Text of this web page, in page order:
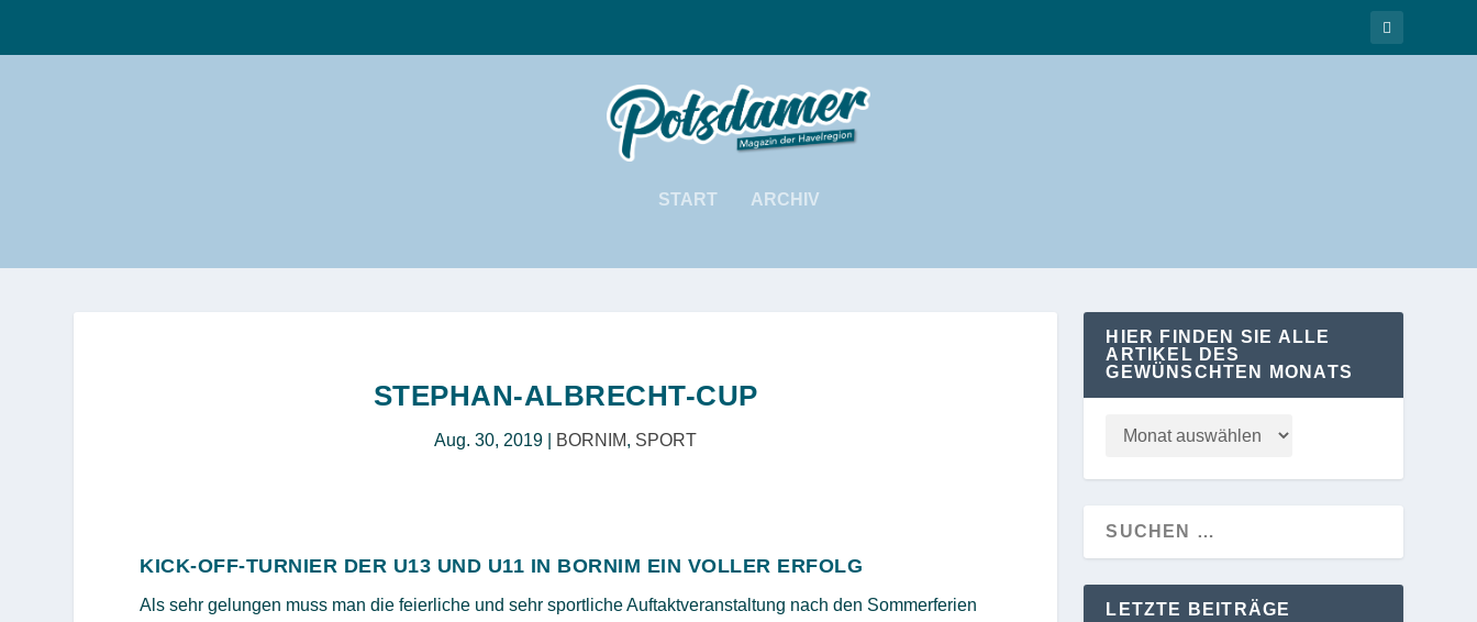
START ARCHIV
STEPHAN-ALBRECHT-CUP
Aug. 30, 2019 BORNIM, SPORT
KICK-OFF-TURNIER DER U13 UND U11 IN BORNIM EIN VOLLER ERFOLG
Als sehr gelungen muss man die feierliche und sehr sportliche Auftaktveranstaltung nach den Sommerferien
HIER FINDEN SIE ALLE
ARTIKEL DES
GEWÜNSCHTEN MONATS
LETZTE BEITRÄGE